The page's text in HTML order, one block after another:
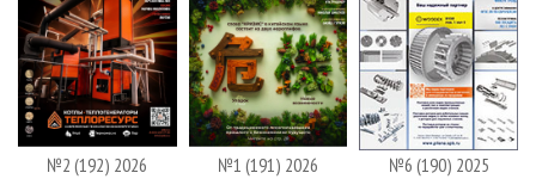
№2 (192) 2026 №1 (191) 2026 №6 (190) 2025